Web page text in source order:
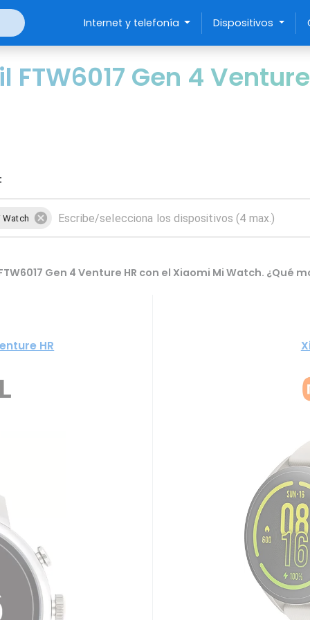
Internet y telefonía Dispositivos
Gen 4
Watch
Gen 4 Venture HR con el Xiaomi Mi Watch. ¿Qué
HR